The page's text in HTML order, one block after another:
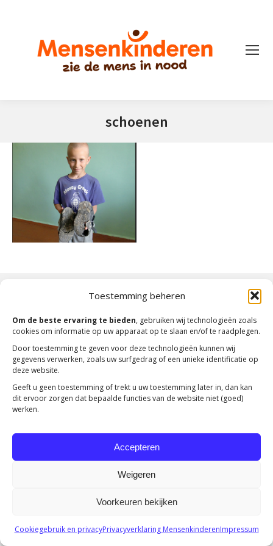
Toestemming beheren
Om de beste ervaring te bieden, gebruiken wij technologieën zoals
cookies om informatie op uw apparaat op te slaan en/of te raadplegen.
Door toestemming te geven voor deze technologieën kunnen wij
gegevens verwerken, zoals uw surfgedrag of een unieke identificatie op
deze website.
Geeft u geen toestemming of trekt u uw toestemming later in, dan kan
dit ervoor zorgen dat bepaalde functies van de website niet (goed)
werken.
Accepteren
Weigeren
Voorkeuren bekijken
Cookiegebruik en privacyPrivacyverklaring MensenkinderenImpressum
schoenen